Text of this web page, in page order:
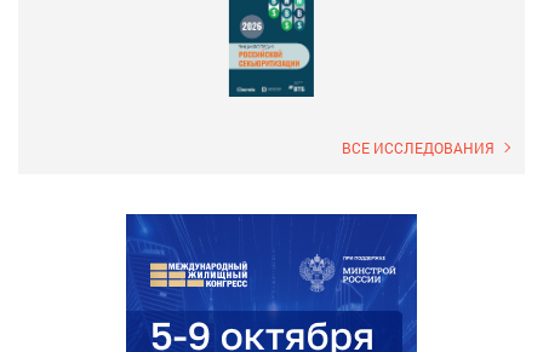
ВСЕ ИССЛЕДОВАНИЯ